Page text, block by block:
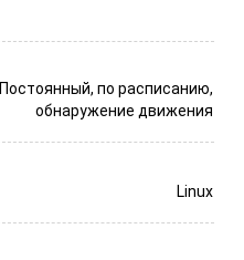
Постоянный, по расписанию,
обнаружение движения
Linux